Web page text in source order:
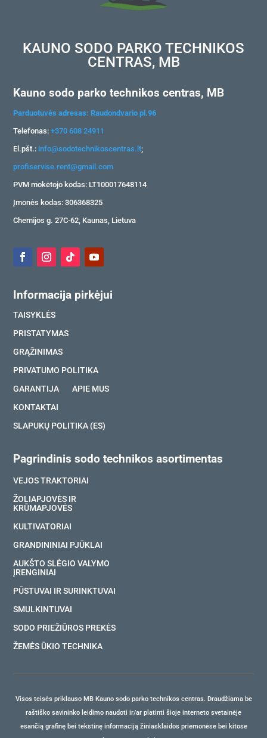
KAUNO SODO PARKO TECHNIKOS
CENTRAS, MB
Kauno sodo parko technikos centras, MB
Parduotuvės adresas: Raudondvario pl.96
Telefonas:+370 608 24911
El.pšt.: info@sodotechnikoscentras.lt;
profiservise.rent@gmail.com
PVM mokėtojo kodas: LT100017648114
Įmonės kodas: 306368325
Chemijos g. 27C-62, Kaunas, Lietuva
Informacija pirkėjui
TAISYKLĖS
PRISTATYMAS
GRĄŽINIMAS
PRIVATUMO POLITIKA
GARANTIJA
APIE MUS
KONTAKTAI
SLAPUKŲ POLITIKA (ES)
Pagrindinis sodo technikos asortimentas
VEJOS TRAKTORIAI
ŽOLIAPJOVĖS IR
KRŪMAPJOVĖS
KULTIVATORIAI
GRANDININIAI PJŪKLAI
AUKŠTO SLĖGIO VALYMO
ĮRENGINIAI
PŪSTUVAI IR SURINKTUVAI
SMULKINTUVAI
SODO PRIEŽIŪROS PREKĖS
ŽEMĖS ŪKIO TECHNIKA
Visos teisės priklauso MB Kauno sodo parko technikos centras. Draudžiama be
raštiško savininko leidimo naudoti ir/ar platinti šioje interneto svetainėje
esančią grafinę bei tekstinę informaciją žiniasklaidos priemonėse bei kitose